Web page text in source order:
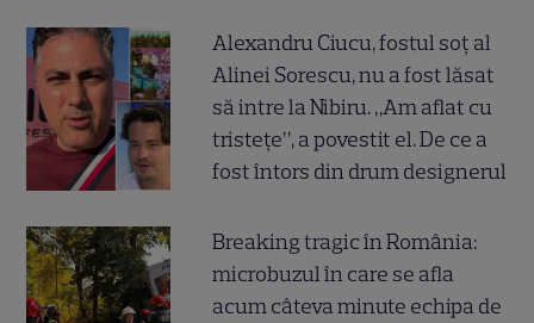
Alexandru Ciucu, fostul soț al
Alinei Sorescu, nu a fost lăsat
să intre la Nibiru. „Am aflat cu
tristețe”, a povestit el. De ce a
fost întors din drum designerul
Breaking tragic în România:
microbuzul în care se afla
acum câteva minute echipa de